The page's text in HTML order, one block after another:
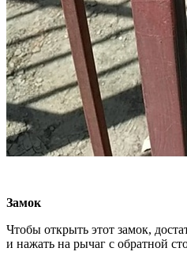
Замок
Чтобы открыть этот замок,
и нажать на рычаг с обратной